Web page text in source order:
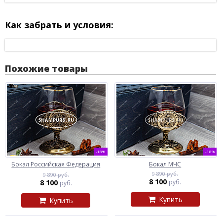
Как забрать и условия:
Похожие товары
-18%
Бокал Российская Федерация
9 890 руб.
8 100 руб.
Купить
-18%
Бокал МЧС
9 890 руб.
8 100 руб.
Купить